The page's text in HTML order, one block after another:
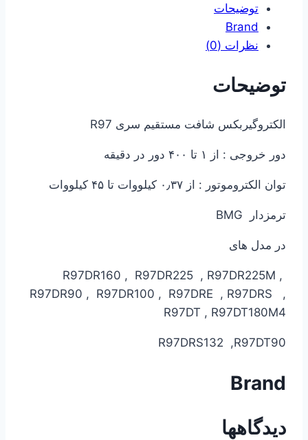
توضیحات
Brand
نظرات (0)
توضیحات
الکتروگیربکس شافت مستقیم سری R97
دور خروجی : از ۱ تا ۴۰۰ دور در دقیقه
توان الکتروموتور : از ۰٫۳۷ کیلووات تا ۴۵ کیلووات
ترمزدار BMG
در مدل های
R97DR160 , R97DR225 , R97DR225M ,
R97DR90 , R97DR100 , R97DRE , R97DRS ,
R97DT , R97DT180M4
R97DRS132 ,R97DT90
Brand
دیدگاهها